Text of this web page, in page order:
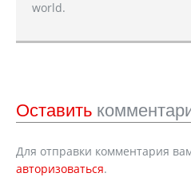
world.
Оставить
Для отправки комментария
авторизоваться.